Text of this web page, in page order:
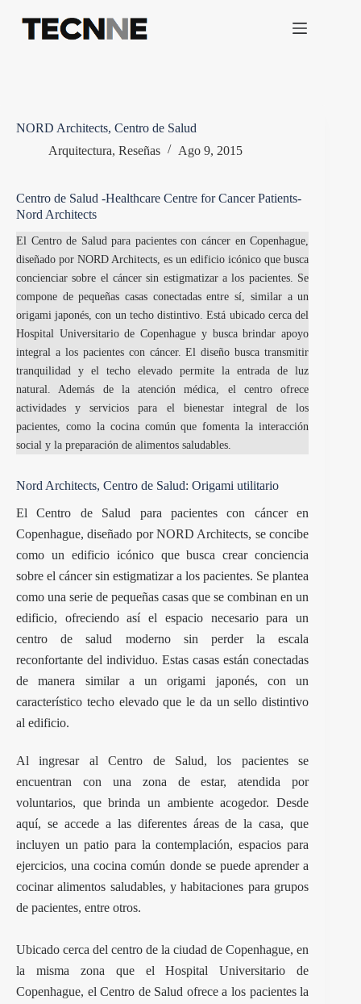
contenido
NORD Architects, Centro de Salud
Arquitectura, Reseñas Ago 9, 2015
Centro de Salud -Healthcare Centre for Cancer Patients-
Nord Architects
El Centro de Salud para pacientes con cáncer en Copenhague,
diseñado por NORD Architects, es un edificio icónico que busca
concienciar sobre el cáncer sin estigmatizar a los pacientes. Se
compone de pequeñas casas conectadas entre sí, similar a un
origami japonés, con un techo distintivo. Está ubicado cerca del
Hospital Universitario de Copenhague y busca brindar apoyo
integral a los pacientes con cáncer. El diseño busca transmitir
tranquilidad y el techo elevado permite la entrada de luz
natural. Además de la atención médica, el centro ofrece
actividades y servicios para el bienestar integral de los
pacientes, como la cocina común que fomenta la interacción
social y la preparación de alimentos saludables.
Nord Architects, Centro de Salud: Origami utilitario
El Centro de Salud para pacientes con cáncer en
Copenhague, diseñado por NORD Architects, se concibe
como un edificio icónico que busca crear conciencia
sobre el cáncer sin estigmatizar a los pacientes. Se plantea
como una serie de pequeñas casas que se combinan en un
edificio, ofreciendo así el espacio necesario para un
centro de salud moderno sin perder la escala
reconfortante del individuo. Estas casas están conectadas
de manera similar a un origami japonés, con un
característico techo elevado que le da un sello distintivo
al edificio.
Al ingresar alCentro de Salud, los pacientes se
encuentran con una zona de estar, atendida por
voluntarios, que brinda un ambiente acogedor. Desde
aquí, se accede a las diferentes áreas de la casa, que
incluyen un patio para la contemplación, espacios para
ejercicios, una cocina común donde se puede aprender a
cocinar alimentos saludables, y habitaciones para grupos
de pacientes, entre otros.
Ubicado cerca del centro de la ciudad de Copenhague, en
la misma zona que el Hospital Universitario de
Copenhague, el Centro de Salud ofrece a los pacientes la